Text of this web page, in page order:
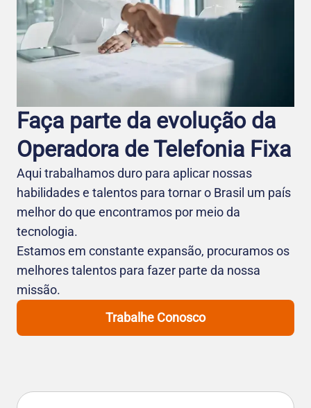
Faça parte da evolução da
Operadora de Telefo nia Fixa
Aqui trabalhamos duro para aplicar nossas
habilidades e talentos para tornar o Brasil um país
melhor do que encontramos por meio da
tecnologia.
Estamos em constante expansão, procuramos os
melhores talentos para fazer parte da nossa
missão.
Trabalhe Conosco